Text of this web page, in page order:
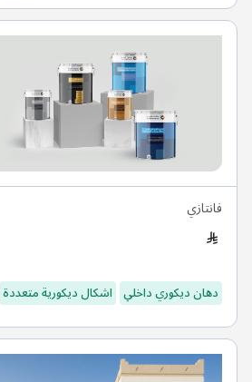
فانتازي
دهان ديكوري داخلي اشكال ديكورية متعددة